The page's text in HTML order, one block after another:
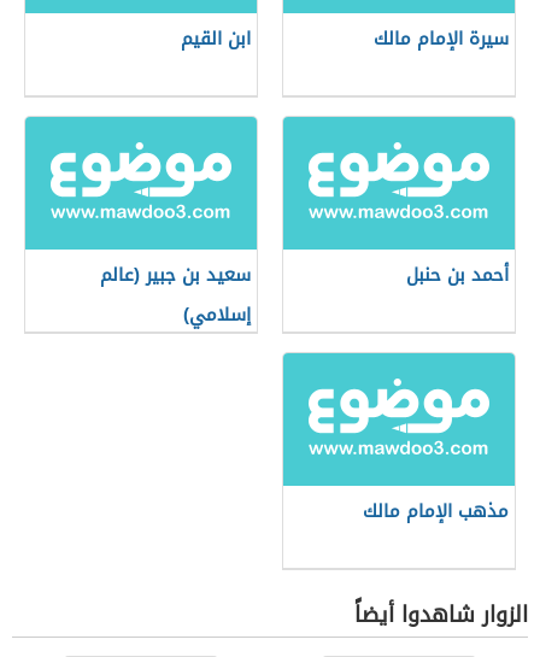
سيرة الإمام مالك ابن القيم
أحمد بن حنبل
سعيد بن جبير (عالم
إسلامي)
مذهب الإمام مالك
الزوار شاهدوا أيضاً